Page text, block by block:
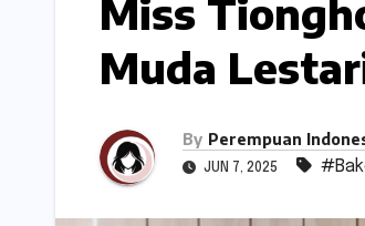
Miss
Muda
By Perempuan
JUN 7, 2025